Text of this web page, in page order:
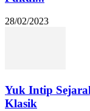
28/02/2023
Yuk Intip
Klasik